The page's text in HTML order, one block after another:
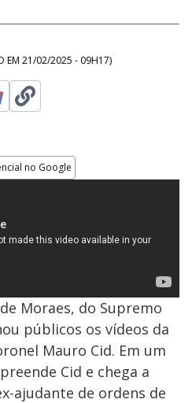
EM 21/02/2025 - 09H17)
no Google
Moraes, do Supremo
públicos os vídeos da
Mauro Cid. Em um
Cid e chega a
ajudante de ordens de